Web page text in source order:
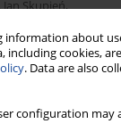
about
cookies,
. Data are also
configuration
Jan Skupień,
, Mariusz Wyleżoł,
Stats